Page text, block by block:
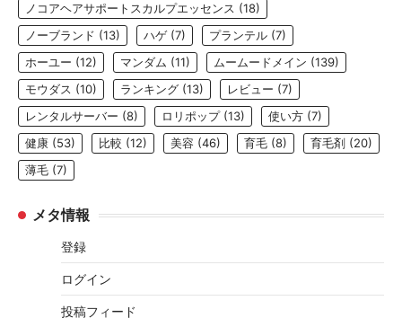
ノコアヘアサポートスカルプエッセンス (18)
ノーブランド (13) ハゲ (7) プランテル (7)
ホーユー (12) マンダム (11) ムームードメイン (139)
モウダス (10) ランキング (13) レビュー (7)
レンタルサーバー (8) ロリポップ(13) 使い方 (7)
健康 (53) 比較 (12) 美容 (46) 育毛 (8) 育毛剤 (20)
薄毛 (7)
メタ情報
登録
ログイン
投稿フィード